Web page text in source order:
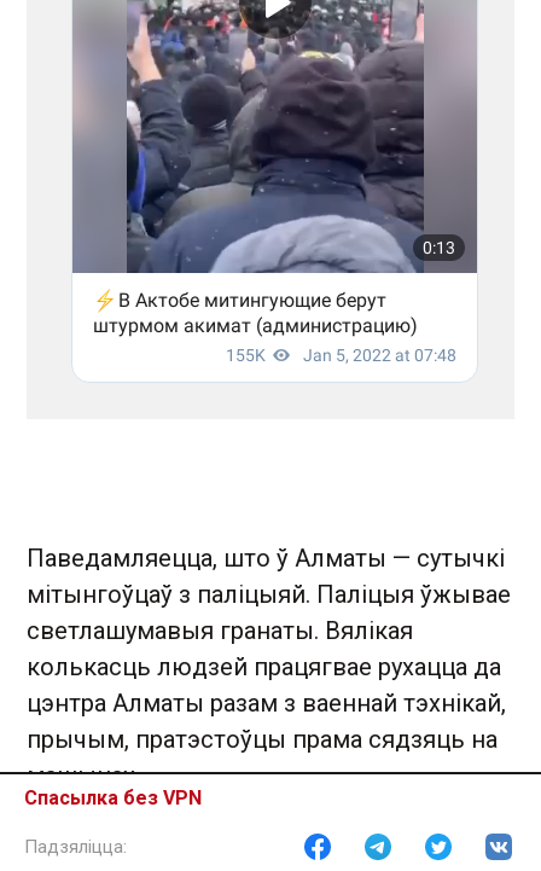
Паведамляецца, што ў Алматы — сутычкі
мітынгоўцаў з паліцыяй. Паліцыя ўжывае
светлашумавыя гранаты. Вялікая
колькасць людзей працягвае рухацца да
цэнтра Алматы разам з ваеннай тэхнікай,
прычым, пратэстоўцы прама сядзяць на
машынах
10:46
Спасылка без VPN